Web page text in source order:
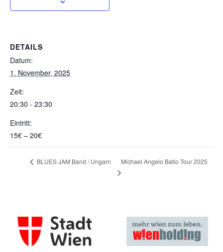
DETAILS
Datum:
1. November, 2025
Zeit:
20:30 - 23:30
Eintritt:
15€ – 20€
BLUES JAM Band / Ungarn Michael Angelo Batio Tour 2025